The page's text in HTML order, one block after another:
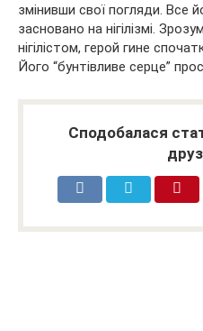
змінивши свої погляди. Все
засновано на нігілізмі.
нігілістом, герой гине
Його “бунтівливе серце”
Сподобалася